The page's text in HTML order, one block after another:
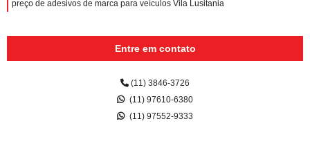
preço de adesivos de marca para veículos Vila Lusitania
Entre em contato
(11) 3846-3726
(11) 97610-6380
(11) 97552-9333